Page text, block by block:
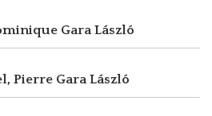
Gara László
Pierre Gara László